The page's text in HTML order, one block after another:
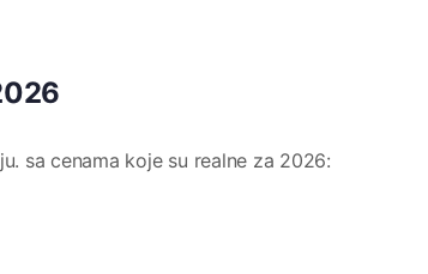
sa cenama koje su realne za 2026: